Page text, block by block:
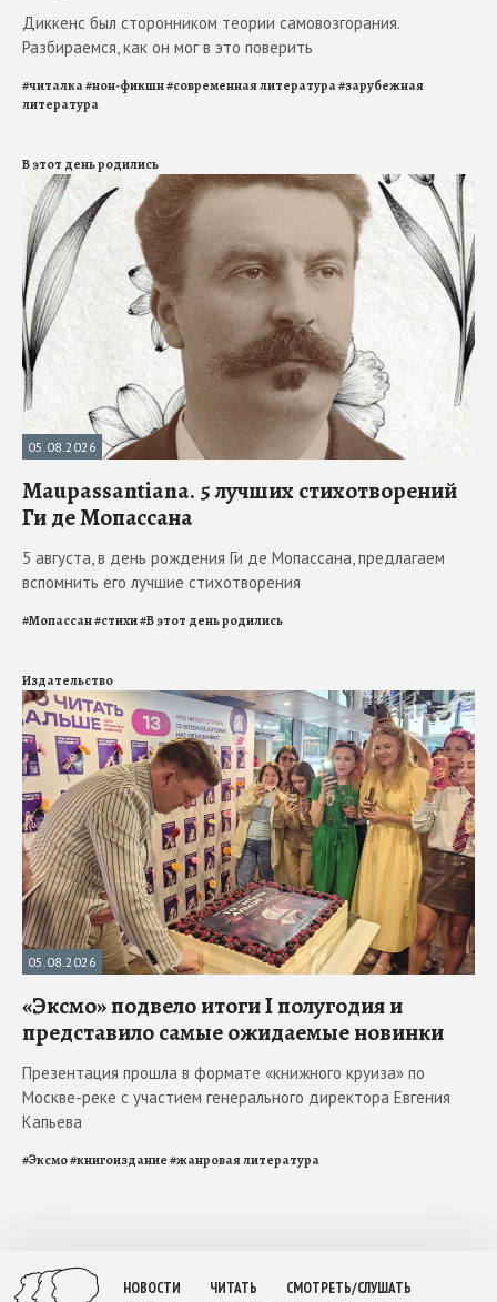
Диккенс был сторонником теории самовозгорания.
Разбираемся, как он мог в это поверить
#читалка#нон-фикшн#современная литература#зарубежная
литература
В этот день родились
05.08.2026
Maupassantiana. 5 лучших стихотворений
Ги де Мопассана
5 августа, в день рождения Ги де Мопассана, предлагаем
вспомнить его лучшие стихотворения
#Мопассан#стихи#В этот день родились
Издательство
05.08.2026
«Эксмо» подвело итоги I полугодия и
представило самые ожидаемые новинки
Презентация прошла в формате «книжного круиза» по
Москве-реке с участием генерального директора Евгения
Капьева
#Эксмо#книгоиздание#жанровая литература
НОВОСТИ ЧИТАТЬ
СМОТРЕТЬ/СЛУШАТЬ